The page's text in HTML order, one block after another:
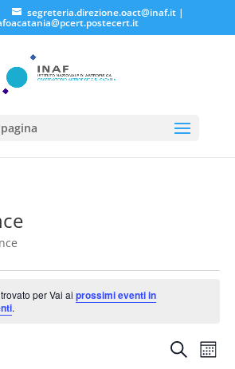
segreteria.direzione.oact@inaf.it|
per Vai aiprossimi eventi in
.
Eventi
CercaMese